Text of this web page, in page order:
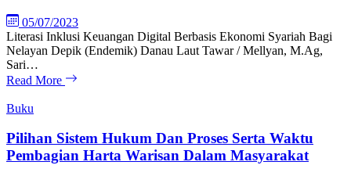
05/07/2023
Literasi Inklusi Keuangan Digital Berbasis Ekonomi Syariah Bagi
Nelayan Depik (Endemik) Danau Laut Tawar / Mellyan, M.Ag,
Sari…
Read More
Buku
Pilihan Sistem Hukum Dan Proses Serta Waktu
Pembagian Harta Warisan Dalam Masyarakat